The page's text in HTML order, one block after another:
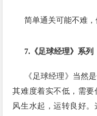
简单通关可能不难
7.《足球经理》系列
《足球经理》当然
其难度着实不低，需
风生水起，运转良好。